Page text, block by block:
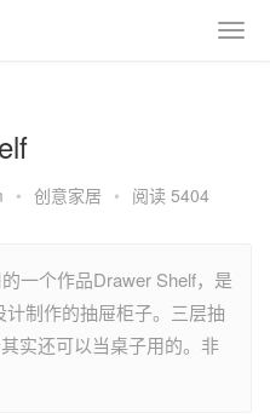
• 创意家居 • 阅读 5404
一个作品Drawer Shelf，是
制作的抽屉柜子。三层抽
实还可以当桌子用的。非